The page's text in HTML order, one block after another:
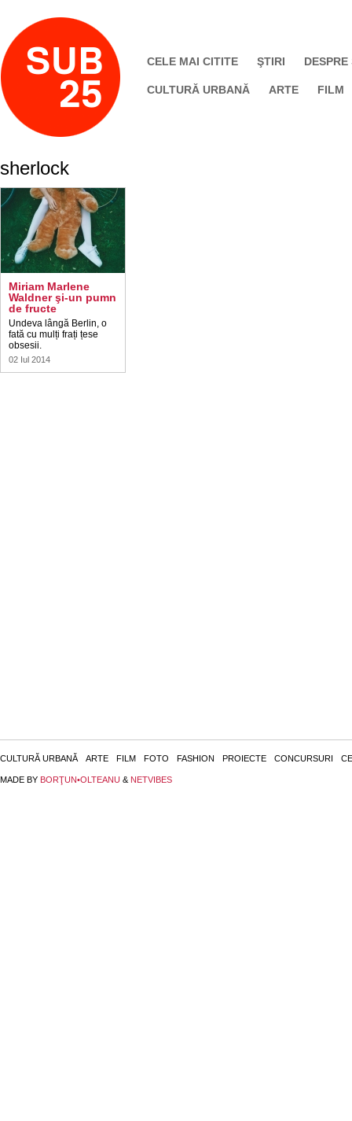
CELE MAI CITITE ŞTIRI DESPRE
CULTURĂ URBANĂ ARTE FILM
sherlock
Miriam Marlene
Waldner şi-un pumn
de fructe
Undeva lângă Berlin, o
fată cu mulți frați țese
obsesii.
02 Iul 2014
CULTURĂ URBANĂ ARTE FILM FOTO FASHION PROIECTE CONCURSURI
MADE BY BORŢUN•OLTEANU & NETVIBES